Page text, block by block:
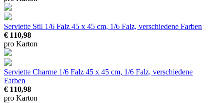
Serviette Stil 1/6 Falz 45 x 45 cm, 1/6 Falz, verschiedene Farben
€ 110,98
pro Karton
Serviette Charme 1/6 Falz 45 x 45 cm, 1/6 Falz, verschiedene
Farben
€ 110,98
pro Karton